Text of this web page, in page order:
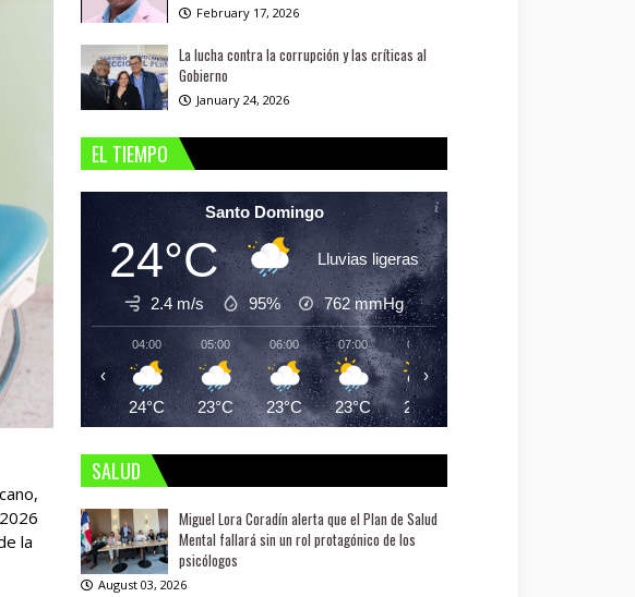
la
February 17, 2026
La lucha contra la corrupción y las críticas al
Gobierno
January 24, 2026
EL TIEMPO
Santo Domingo
24°C Lluvias ligeras
2.4 m/s 95% 762mmHg
04:00
24°C
05:00
23°C
06:00
23°C
07:00
23°C
08:00
25°C
‹ ›
SALUD
Miguel Lora Coradín alerta que el Plan de Salud
Mental fallará sin un rol protagónico de los
psicólogos
August 03, 2026